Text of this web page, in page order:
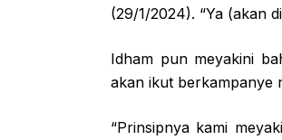
(29/1/2024). “Ya (akan
Idham pun meyakini
akan ikut berkampanye
“Prinsipnya kami